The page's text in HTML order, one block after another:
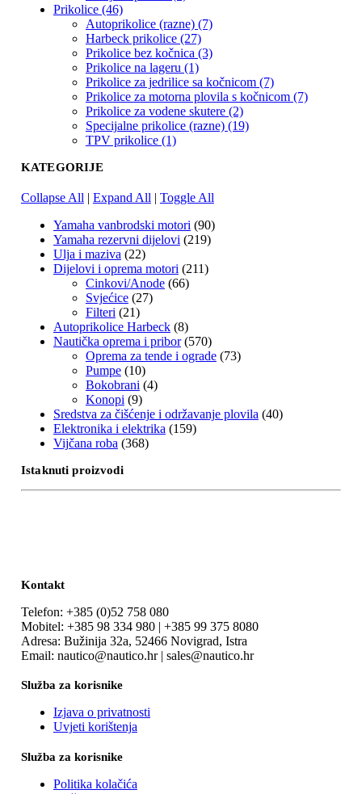
Prikolice (46)
Autoprikolice (razne) (7)
Harbeck prikolice (27)
Prikolice bez kočnica (3)
Prikolice na lageru (1)
Prikolice za jedrilice sa kočnicom (7)
Prikolice za motorna plovila s kočnicom (7)
Prikolice za vodene skutere (2)
Specijalne prikolice (razne) (19)
TPV prikolice (1)
KATEGORIJE
Collapse All | Expand All | Toggle All
Yamaha vanbrodski motori (90)
Yamaha rezervni dijelovi (219)
Ulja i maziva (22)
Dijelovi i oprema motori (211)
Cinkovi/Anode (66)
Svjećice (27)
Filteri (21)
Autoprikolice Harbeck (8)
Nautička oprema i pribor (570)
Oprema za tende i ograde (73)
Pumpe (10)
Bokobrani (4)
Konopi (9)
Sredstva za čišćenje i održavanje plovila (40)
Elektronika i elektrika (159)
Vijčana roba (368)
Istaknuti proizvodi
Kontakt
Telefon: +385 (0)52 758 080
Mobitel: +385 98 334 980 | +385 99 375 8080
Adresa: Bužinija 32a, 52466 Novigrad, Istra
Email: nautico@nautico.hr | sales@nautico.hr
Služba za korisnike
Izjava o privatnosti
Uvjeti korištenja
Služba za korisnike
Politika kolačića